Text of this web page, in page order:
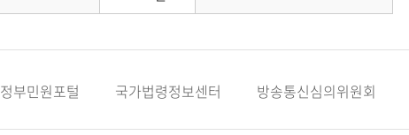
정부민원포털 국가법령정보센터 방송통신심의위원회